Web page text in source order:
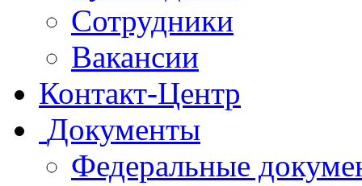
Сотрудники
Вакансии
Контакт-Центр
Документы
Федеральные